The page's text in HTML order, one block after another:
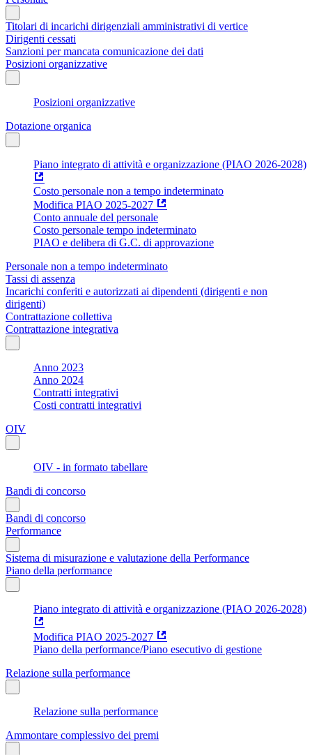
Titolari di incarichi dirigenziali amministrativi di vertice
Dirigenti cessati
Sanzioni per mancata comunicazione dei dati
Posizioni organizzative
Posizioni organizzative
Dotazione organica
Piano integrato di attività e organizzazione (PIAO 2026-2028)
Costo personale non a tempo indeterminato
Modifica PIAO 2025-2027
Conto annuale del personale
Costo personale tempo indeterminato
PIAO e delibera di G.C. di approvazione
Personale non a tempo indeterminato
Tassi di assenza
Incarichi conferiti e autorizzati ai dipendenti (dirigenti e non
dirigenti)
Contrattazione collettiva
Contrattazione integrativa
Anno 2023
Anno 2024
Contratti integrativi
Costi contratti integrativi
OIV
OIV - in formato tabellare
Bandi di concorso
Bandi di concorso
Performance
Sistema di misurazione e valutazione della Performance
Piano della performance
Piano integrato di attività e organizzazione (PIAO 2026-2028)
Modifica PIAO 2025-2027
Piano della performance/Piano esecutivo di gestione
Relazione sulla performance
Relazione sulla performance
Ammontare complessivo dei premi